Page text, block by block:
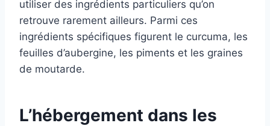
utiliser des ingrédients particuliers qu’on
retrouve rarement ailleurs. Parmi ces
ingrédients spécifiques figurent le curcuma, les
feuilles d’aubergine, les piments et les graines
de moutarde.
L’hébergement dans les